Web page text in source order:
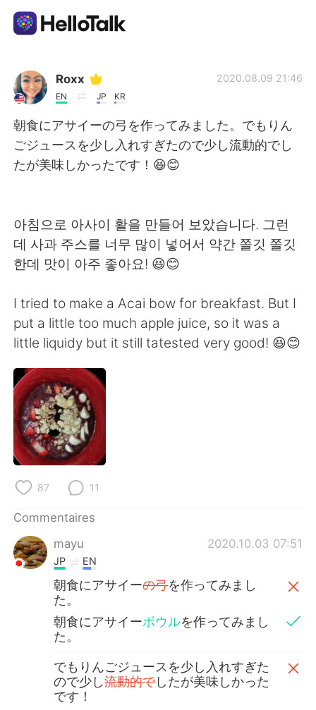
Appli d'échange linguistique
AI Grammar Checker
Français
繁體中文 Español
日本語 한국어
Indonesia
Türkçe
Português
Roxx
EN JP KR
2020.08.09 21:46
朝食にアサイーの弓を作ってみました。でもりん
ごジュースを少し入れすぎたので少し流動的でし
たが美味しかったです！😆😊
아침으로 아사이 활을 만들어 보았습니다. 그런
데 사과 주스를 너무 많이 넣어서 약간 쫄깃 쫄깃
한데 맛이 아주 좋아요! 😆😊
I tried to make a Acai bow for breakfast. But I
put a little too much apple juice, so it was a
little liquidy but it still tatested very good! 😆😊
87 11
Commentaires
mayu
2020.10.03 07:51
JP EN
朝食にアサイーの弓を作ってみまし
た。
朝食にアサイーボウルを作ってみまし
た。
でもりんごジュースを少し入れすぎた
ので少し流動的でしたが美味しかった
です！